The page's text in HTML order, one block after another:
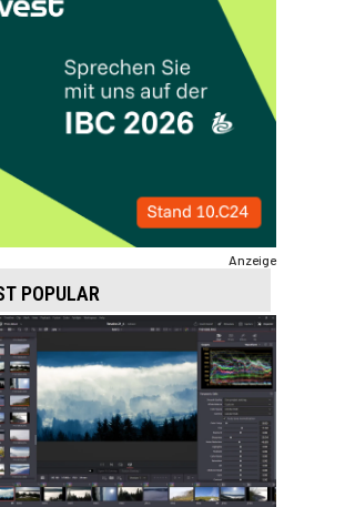
Anzeige
POPULAR